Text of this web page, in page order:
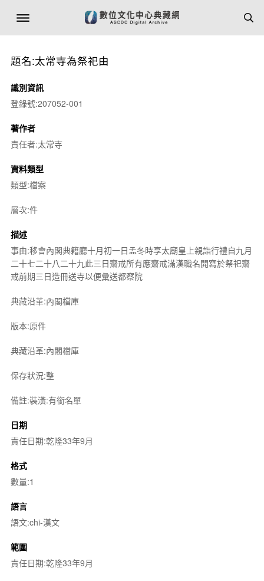
題名:太常寺為祭祀由
識別資訊
登錄號:207052-001
著作者
責任者:太常寺
資料類型
類型:檔案
層次:件
描述
事由:移會內閣典籍廳十月初一日孟冬時享太廟皇上親詣行禮自九月
二十七二十八二十九此三日齋戒所有應齋戒滿漢職名開寫於祭祀齋
戒前期三日造冊送寺以便彙送都察院
典藏沿革:內閣檔庫
版本:原件
典藏沿革:內閣檔庫
保存狀況:整
備註:裝潢:有銜名單
日期
責任日期:乾隆33年9月
格式
數量:1
語言
語文:chi-漢文
範圍
責任日期:乾隆33年9月